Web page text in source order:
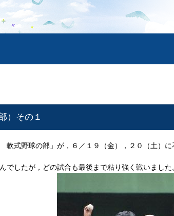
）その１
軟式野球の部」が，６／１９（金），２０（土）
でしたが，どの試合も最後まで粘り強く戦いました